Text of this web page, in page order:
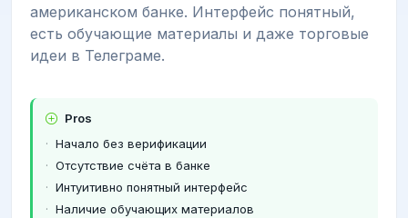
американском банке. Интерфейс понятный,
есть обучающие материалы и даже торговые
идеи в Телеграме.
Pros
Начало без верификации
Отсутствие счёта в банке
Интуитивно понятный интерфейс
Наличие обучающих материалов